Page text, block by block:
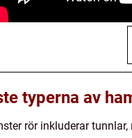
typerna av
rör inkluderar